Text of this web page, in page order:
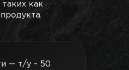
как
— т/у – 50